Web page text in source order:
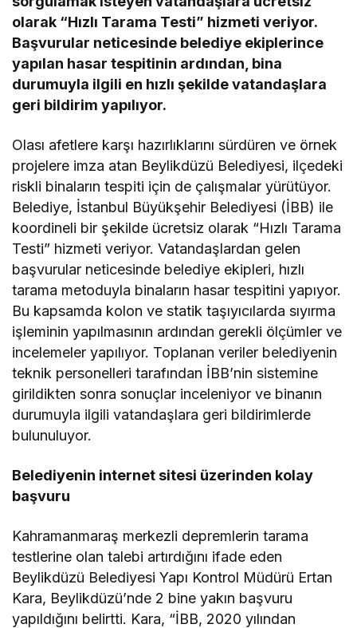
olarak “Hızlı Tarama Testi” hizmeti veriyor.
Başvurular neticesinde belediye ekiplerince
yapılan hasar tespitinin ardından, bina
durumuyla ilgili en hızlı şekilde vatandaşlara
geri bildirim yapılıyor.
Olası afetlere karşı hazırlıklarını sürdüren ve örnek
projelere imza atan Beylikdüzü Belediyesi, ilçedeki
riskli binaların tespiti için de çalışmalar yürütüyor.
Belediye, İstanbul Büyükşehir Belediyesi (İBB) ile
koordineli bir şekilde ücretsiz olarak “Hızlı Tarama
Testi” hizmeti veriyor. Vatandaşlardan gelen
başvurular neticesinde belediye ekipleri, hızlı
tarama metoduyla binaların hasar tespitini yapıyor.
Bu kapsamda kolon ve statik taşıyıcılarda sıyırma
işleminin yapılmasının ardından gerekli ölçümler ve
incelemeler yapılıyor. Toplanan veriler belediyenin
teknik personelleri tarafından İBB’nin sistemine
girildikten sonra sonuçlar inceleniyor ve binanın
durumuyla ilgili vatandaşlara geri bildirimlerde
bulunuluyor.
Belediyenin internet sitesi üzerinden kolay
başvuru
Kahramanmaraş merkezli depremlerin tarama
testlerine olan talebi artırdığını ifade eden
Beylikdüzü Belediyesi Yapı Kontrol Müdürü Ertan
Kara, Beylikdüzü’nde 2 bine yakın başvuru
yapıldığını belirtti. Kara, “İBB, 2020 yılından